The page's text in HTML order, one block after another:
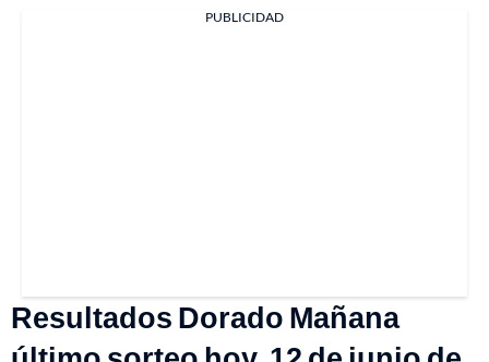
PUBLICIDAD
Resultados Dorado Mañana